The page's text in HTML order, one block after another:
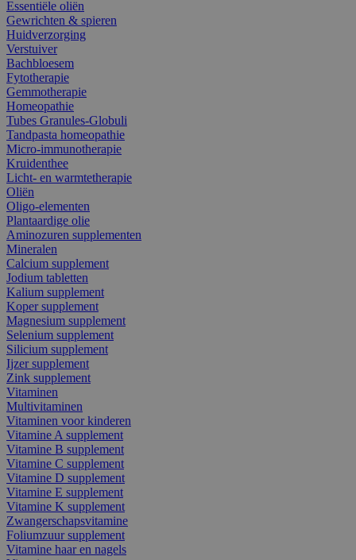
Essentiële oliën
Gewrichten & spieren
Huidverzorging
Verstuiver
Bachbloesem
Fytotherapie
Gemmotherapie
Homeopathie
Tubes Granules-Globuli
Tandpasta homeopathie
Micro-immunotherapie
Kruidenthee
Licht- en warmtetherapie
Oliën
Oligo-elementen
Plantaardige olie
Aminozuren supplementen
Mineralen
Calcium supplement
Jodium tabletten
Kalium supplement
Koper supplement
Magnesium supplement
Selenium supplement
Silicium supplement
Ijzer supplement
Zink supplement
Vitaminen
Multivitaminen
Vitaminen voor kinderen
Vitamine A supplement
Vitamine B supplement
Vitamine C supplement
Vitamine D supplement
Vitamine E supplement
Vitamine K supplement
Zwangerschapsvitamine
Foliumzuur supplement
Vitamine haar en nagels